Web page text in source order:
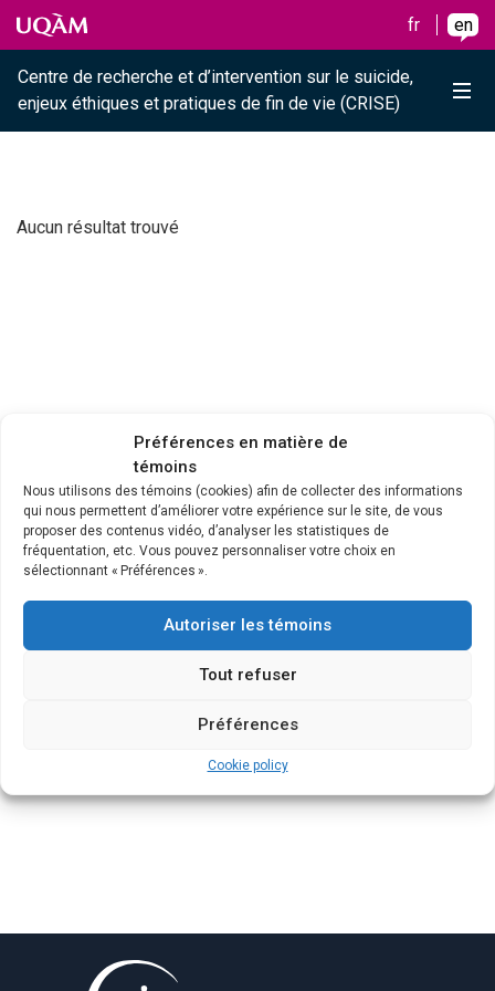
Préférences en matière de
témoins
Nous utilisons des témoins (cookies) afin de collecter des informations
qui nous permettent d’améliorer votre expérience sur le site, de vous
proposer des contenus vidéo, d’analyser les statistiques de
fréquentation, etc. Vous pouvez personnaliser votre choix en
sélectionnant « Préférences ».
Autoriser les témoins
Tout refuser
Préférences
Cookie policy
Raccourci vers le contenu
Raccourci vers le menu principal
Raccourci vers la recherche
Skip to main content
Skip to main menu
Skip to search
fr en
Centre de recherche et d’intervention sur le suicide,
enjeux éthiques et pratiques de fin de vie (CRISE)
Aucun résultat trouvé